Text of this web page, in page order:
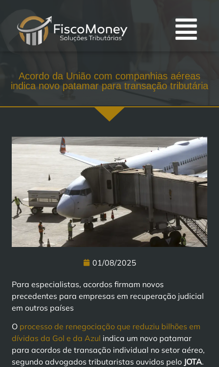
Acordo da União com companhias aéreas
indica novo patamar para transação tributária
01/08/2025
Para especialistas, acordos firmam novos
precedentes para empresas em recuperação judicial
em outros países
O processo de renegociação que reduziu bilhões em
dívidas da Gol e da Azul indica um novo patamar
para acordos de transação individual no setor aéreo,
segundo advogados tributaristas ouvidos pelo JOTA.